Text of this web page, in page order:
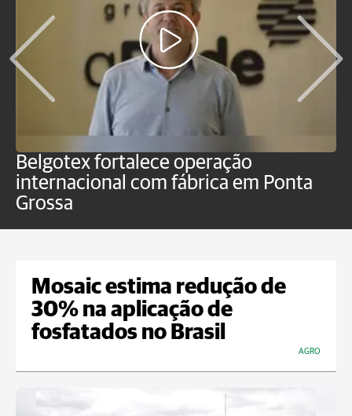
Belgotex fortalece operação
internacional com fábrica em Ponta
Grossa
Mosaic estima redução de
30% na aplicação de
fosfatados no Brasil
AGRO